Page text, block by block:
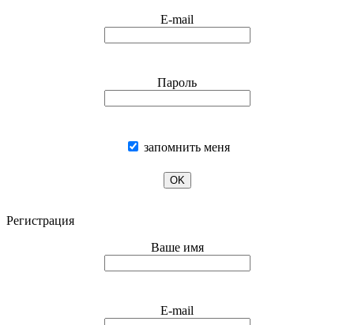
E-mail
Пароль
запомнить меня
OK
Регистрация
Ваше имя
E-mail